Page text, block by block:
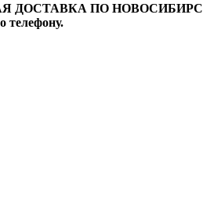
ДОСТАВКА ПО
телефону.